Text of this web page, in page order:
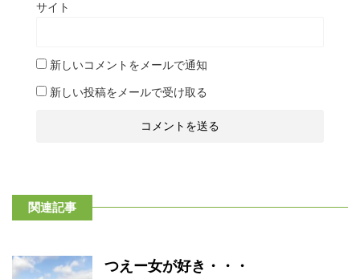
サイト
新しいコメントをメールで通知
新しい投稿をメールで受け取る
関連記事
つえー女が好き・・・